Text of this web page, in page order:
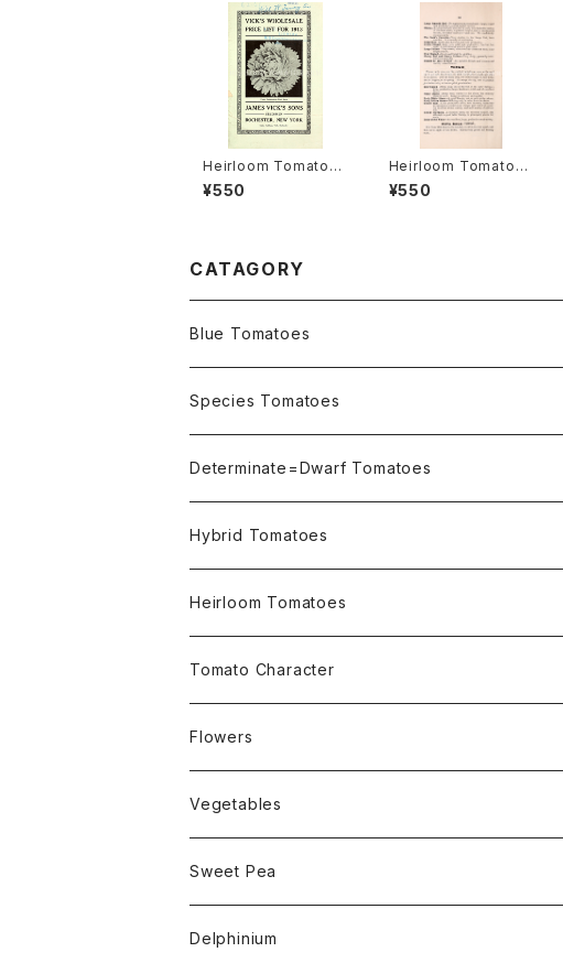
Heirloom Tomato®
Livingston's Crimso
n Globe エアルーム・
¥550
Heirloom Tomato®
Cedar Hill エアルー
ム・トマト・セダー・ヒル
¥550
CATAGORY
Blue Tomatoes
OSU INDIGO Series
Not OSU Blue Tomatoes
Species Tomatoes
Determinate=Dwarf Tomatoes
Micro Determinate 10cm~30cm
Small Determinate 30cm~50cm
Medium Determinate 50~100cm
Large Determinate 100~150cm
Semi Indeterminate ~150cm
Hybrid Tomatoes
Heirloom Tomatoes
Amber Heirloom Tomatoes
Bi-Color Heirloom Tomatoes
Black Heirloom Tomatoes
Colorful Heirloom Tomatoes
Crimson Heirloom Tomatoes
Tomato Character
Culinary Uses
For Canning
For Dry
Disease Resistance
Alternaria Blight
Alternaria Stem Canker
Disorders Resitance
Cold 耐寒性
Flesh or Inside
Flowers
Nasturtium・ナスターチウム
Vegetables
Amaranthus・アマランサス
Artichoke・アーチチョーク
Sweet Pea
Dwarf・ドワーフ
Delphinium